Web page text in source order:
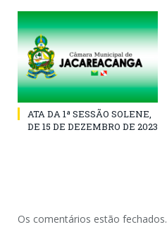
ATA DA 1ª SESSÃO SOLENE,
DE 15 DE DEZEMBRO DE 2023
Os comentários estão fechados.